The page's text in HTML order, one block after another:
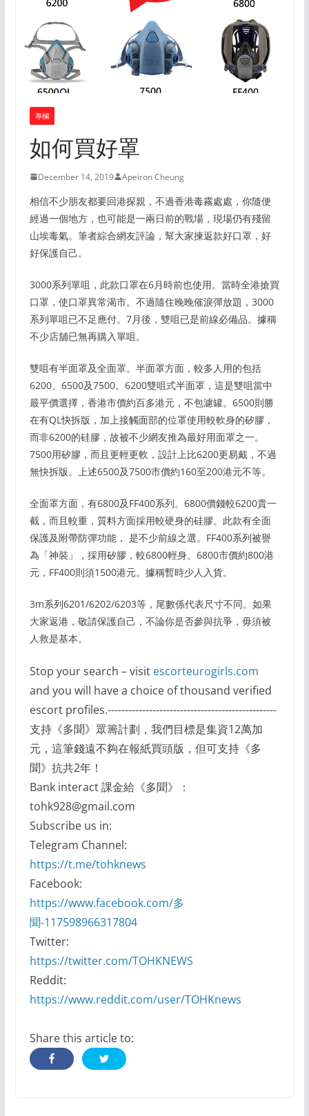
專欄
如何買好罩
December 14, 2019 Apeiron Cheung
相信不少朋友都要回港探親，不過香港毒霧處處，你隨便
經過一個地方，也可能是一兩日前的戰場，現場仍有殘留
山埃毒氣。筆者綜合網友評論，幫大家揀返款好口罩，好
好保護自己。
3000系列單咀，此款口罩在6月時前也使用。當時全港搶買
口罩，使口罩異常渴市。不過隨住晚晚催淚彈放題，3000
系列單咀已不足應付。7月後，雙咀已是前線必備品。據稱
不少店舖已無再購入單咀。
雙咀有半面罩及全面罩。半面罩方面，較多人用的包括
6200、6500及7500。6200雙咀式半面罩，這是雙咀當中
最平價選擇，香港市價約百多港元，不包濾罐。6500則勝
在有QL快拆版，加上接觸面部的位罩使用較軟身的矽膠，
而非6200的硅膠，故被不少網友推為最好用面罩之一。
7500用矽膠，而且更輕更軟，設計上比6200更易戴，不過
無快拆版。上述6500及7500市價約160至200港元不等。
全面罩方面，有6800及FF400系列。6800價錢較6200貴一
截，而且較重，質料方面採用較硬身的硅膠。此款有全面
保護及附帶防彈功能， 是不少前線之選。FF400系列被譽
為「神裝」，採用矽膠，較6800輕身。6800市價約800港
元，FF400則須1500港元。據稱暫時少人入貨。
3m系列6201/6202/6203等，尾數係代表尺寸不同。如果
大家返港，敬請保護自己，不論你是否參與抗爭，毋須被
人救是基本。
Stop your search – visit escorteurogirls.com
and you will have a choice of thousand verified
escort profiles.-------------------------------------------------
支持《多聞》眾籌計劃，我們目標是集資12萬加
元，這筆錢遠不夠在報紙買頭版，但可支持《多
聞》抗共2年！
Bank interact 課金給《多聞》：
tohk928@gmail.com
Subscribe us in:
Telegram Channel:
https://t.me/tohknews
Facebook:
https://www.facebook.com/多
聞-117598966317804
Twitter:
https://twitter.com/TOHKNEWS
Reddit:
https://www.reddit.com/user/TOHKnews
Share this article to: